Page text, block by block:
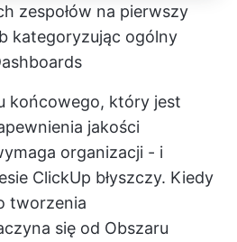
zespołów na pierwszy
kategoryzując ogólny
końcowego, który jest
jakości
organizacji - i
ClickUp błyszczy. Kiedy
tworzenia
się od Obszaru